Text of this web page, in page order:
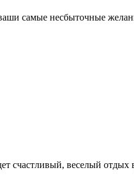
самые несбыточные
счастливый, веселый отдых